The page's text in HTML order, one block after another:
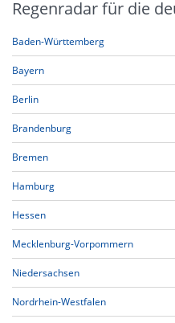
Regenradar für die
Baden-Württemberg
Bayern
Berlin
Brandenburg
Bremen
Hamburg
Hessen
Mecklenburg-Vorpommern
Niedersachsen
Nordrhein-Westfalen